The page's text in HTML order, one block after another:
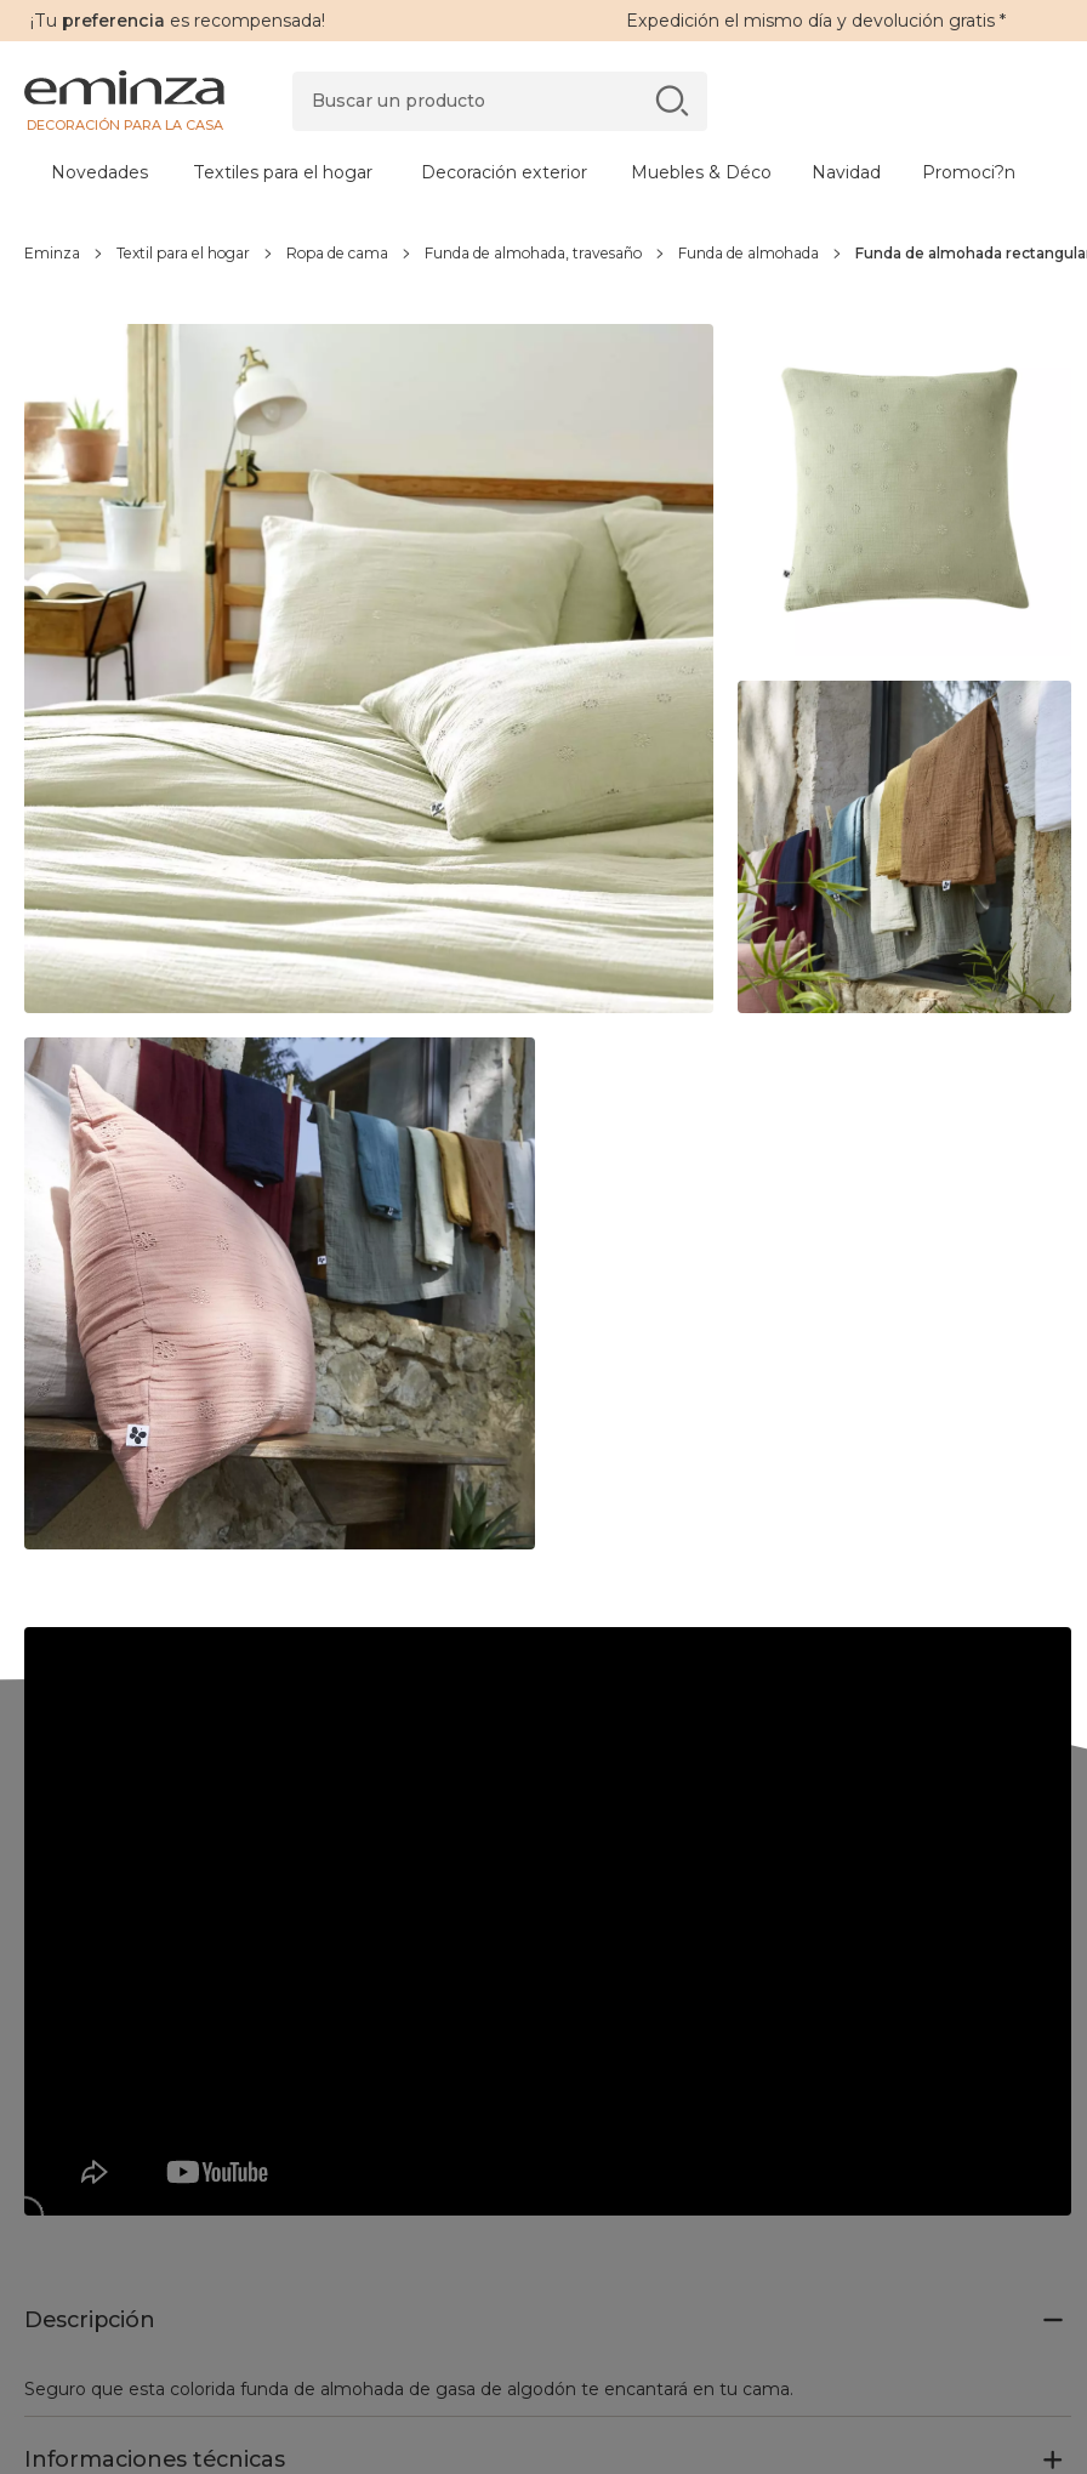
¡Tu preferencia es recompensada! Expedición el mismo día y devolución gratis*
DECORACIÓN PARA LA CASA
Novedades Textiles para el hogar Decoración exterior Muebles & Déco Navidad Promoci?n
Eminza Textil para el hogar Ropa de cama Funda de almohada, travesaño Funda de almohada Funda de almohada
Descripción
Seguro que esta colorida funda de almohada de gasa de algodón te encantará en tu cama.
Informaciones técnicas